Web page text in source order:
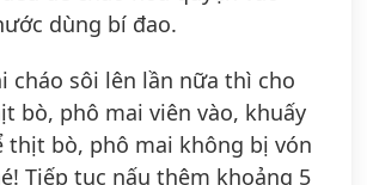
dùng bí đao.
cháo sôi lên lần nữa thì cho
bò, phô mai viên vào, khuấy
thịt bò, phô mai không bị vón
Tiếp tục nấu thêm khoảng 5